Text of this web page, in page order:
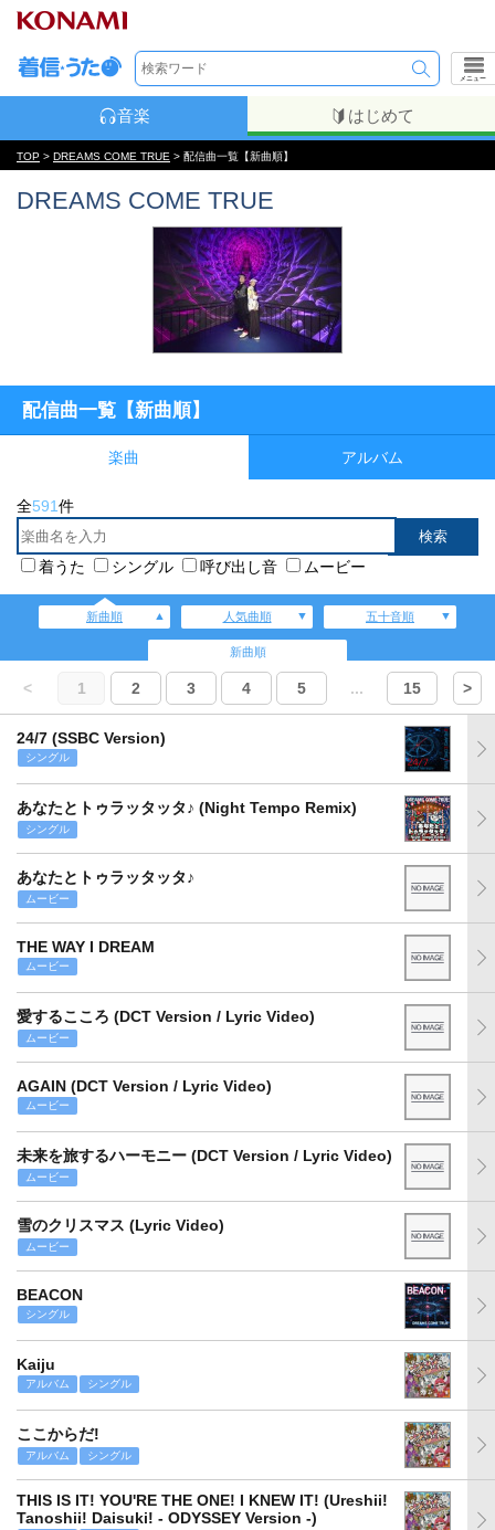
メニュー
音楽 はじめて
TOP > DREAMS COME TRUE > 配信曲一覧【新曲順】
DREAMS COME TRUE
配信曲一覧【新曲順】
楽曲 アルバム
全591件
着うた シングル 呼び出し音 ムービー
新曲順 人気曲順 五十音順
新曲順
< 1 2 3 4 5 ... 15 >
24/7 (SSBC Version)
シングル
あなたとトゥラッタッタ♪ (Night Tempo Remix)
シングル
あなたとトゥラッタッタ♪
ムービー
THE WAY I DREAM
ムービー
愛するこころ (DCT Version / Lyric Video)
ムービー
AGAIN (DCT Version / Lyric Video)
ムービー
未来を旅するハーモニー (DCT Version / Lyric Video)
ムービー
雪のクリスマス (Lyric Video)
ムービー
BEACON
シングル
Kaiju
アルバム シングル
ここからだ!
アルバム シングル
THIS IS IT! YOU'RE THE ONE! I KNEW IT! (Ureshii!
Tanoshii! Daisuki! - ODYSSEY Version -)